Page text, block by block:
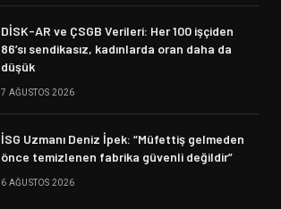
DİSK-AR ve ÇSGB Verileri: Her 100 işçiden
86’sı sendikasız, kadınlarda oran daha da
düşük
7 AĞUSTOS 2026
İSG Uzmanı Deniz İpek: “Müfettiş gelmeden
önce temizlenen fabrika güvenli değildir”
6 AĞUSTOS 2026